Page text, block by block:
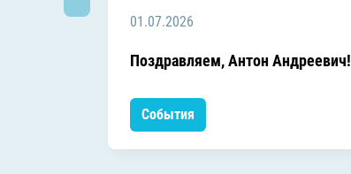
01.07.2026
Поздравляем, Антон Андреевич!
События